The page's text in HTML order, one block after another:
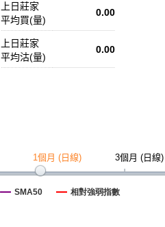
上日莊家
平均買(量)
0.00
上日莊家
平均沽(量)
0.00
1個月 (日線) 3個月 (日線)